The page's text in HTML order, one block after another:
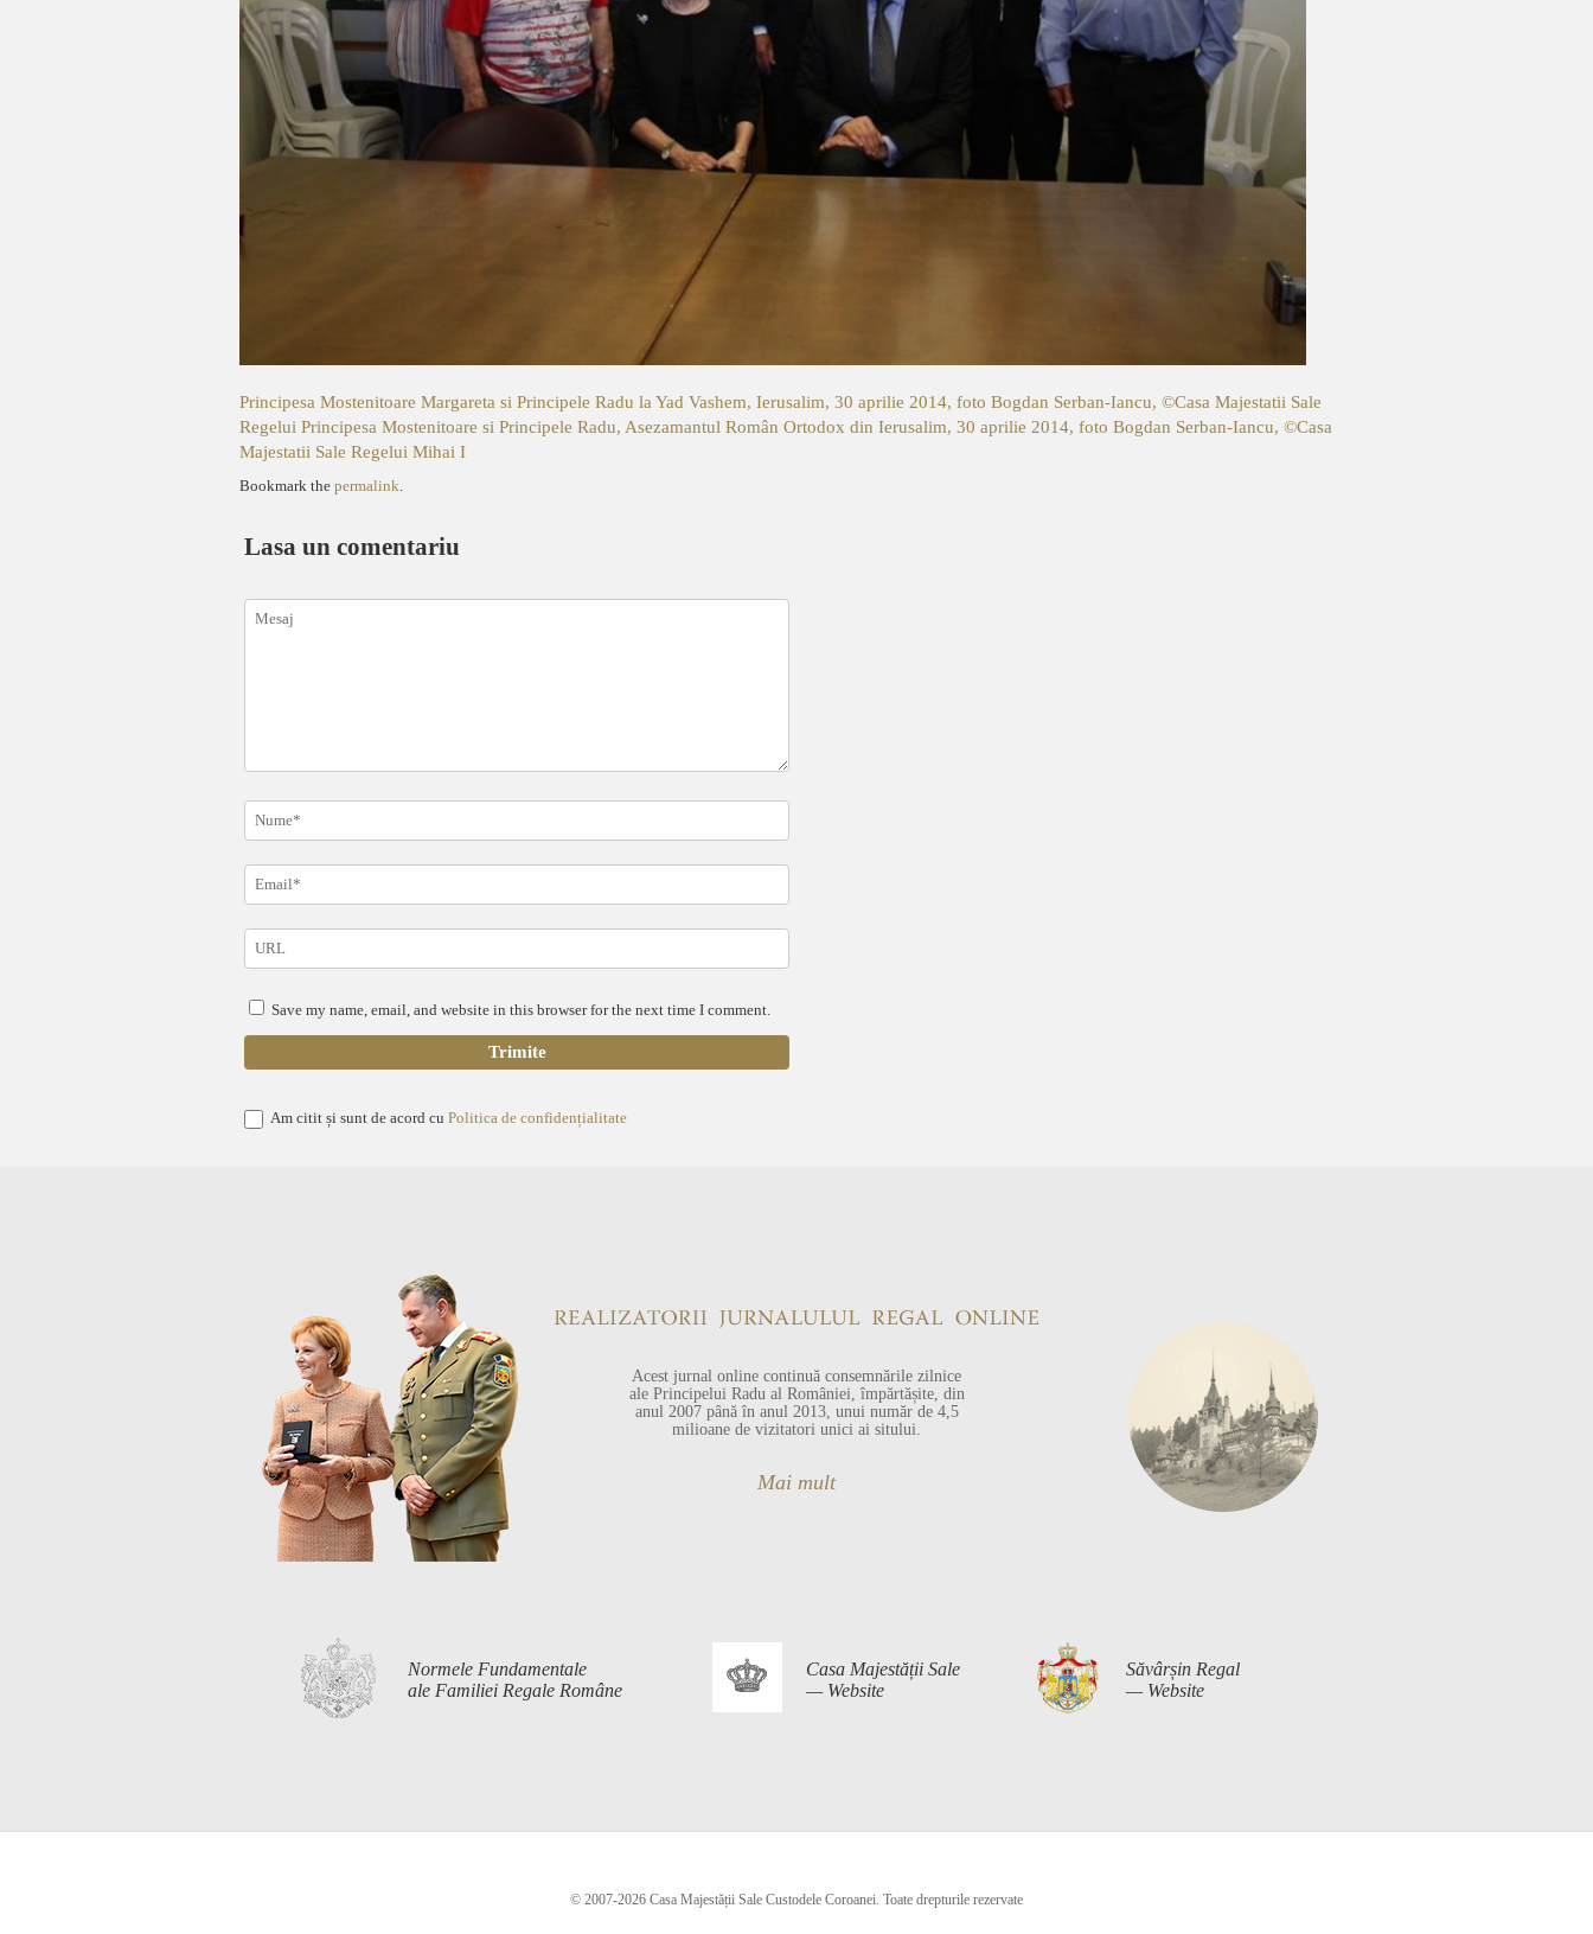
Principesa Mostenitoare Margareta si Principele Radu la Yad Vashem, Ierusalim, 30 aprilie 2014, foto Bogdan Serban-Iancu, ©Casa Majestatii Sale
Regelui Principesa Mostenitoare si Principele Radu, Asezamantul Român Ortodox din Ierusalim, 30 aprilie 2014, foto Bogdan Serban-Iancu, ©Casa
Majestatii Sale Regelui Mihai I
Bookmark the permalink
Lasa un comentariu
Save my name, email, and website in this browser for the next time I comment.
Am citit și sunt de acord cu Politica de confidențialitate
Acest jurnal online continuă consemnările zilnice
ale Principelui Radu al României, împărtășite, din
anul 2007 până în anul 2013, unui număr de 4,5
milioane de vizitatori unici ai sitului.
Mai mult
Normele Fundamentale
ale Familiei Regale Române
Casa Majestății Sale
— Website
Săvârșin Regal
— Website
© 2007-2026 Casa Majestății Sale Custodele Coroanei. Toate drepturile rezervate